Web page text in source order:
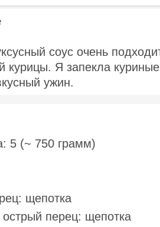
соус очень
курицы. Я запекла
ужин.
5 (~ 750 грамм)
щепотка
перец: щепотка